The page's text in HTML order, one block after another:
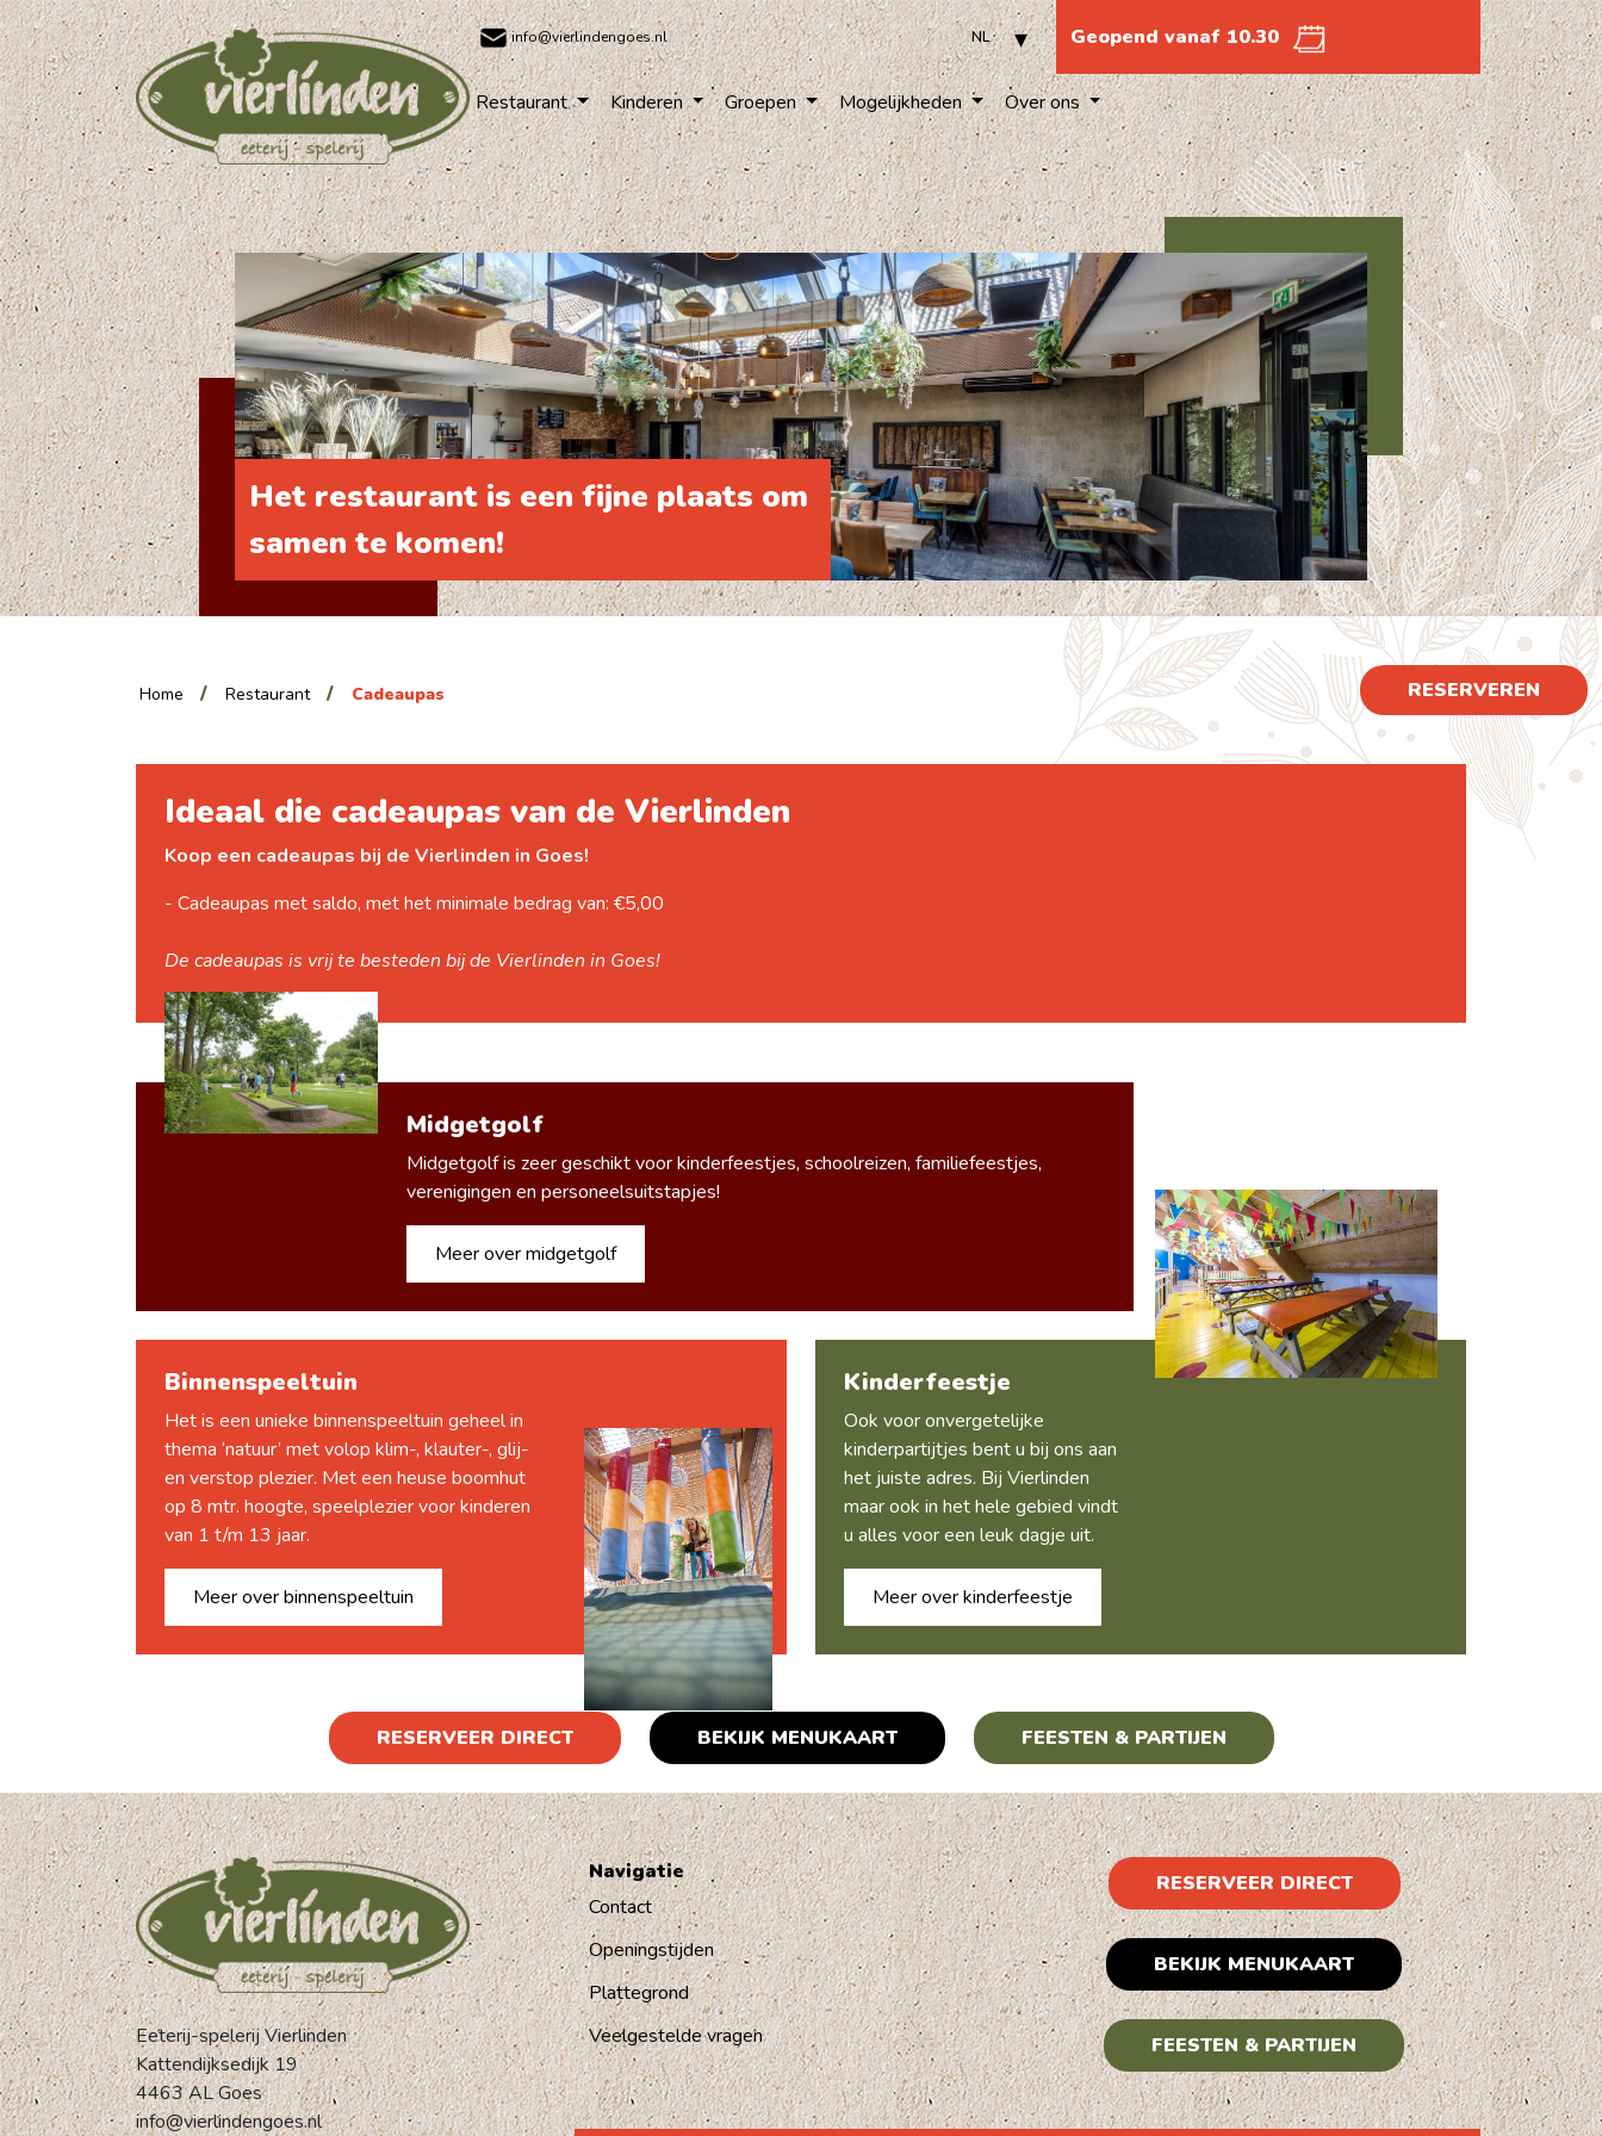
info@vierlindengoes.nl Geopend vanaf 10.30
Restaurant Kinderen Groepen Mogelijkheden Over ons
Het restaurant is een fijne plaats om
samen te komen!
Home Restaurant Cadeaupas RESERVEREN
Ideaal die cadeaupas van de Vierlinden
Koop een cadeaupas bij de Vierlinden in Goes!
- Cadeaupas met saldo, met het minimale bedrag van: €5,00
De cadeaupas is vrij te besteden bij de Vierlinden in Goes!
Midgetgolf
Midgetgolf is zeer geschikt voor kinderfeestjes, schoolreizen, familiefeestjes,
verenigingen en personeelsuitstapjes!
Meer over midgetgolf
Binnenspeeltuin
Het is een unieke binnenspeeltuin geheel in
thema ‘natuur’ met volop klim-, klauter-, glij-
en verstop plezier. Met een heuse boomhut
op 8 mtr. hoogte, speelplezier voor kinderen
van 1 t/m 13 jaar.
Meer over binnenspeeltuin
Kinderfeestje
Ook voor onvergetelijke
kinderpartijtjes bent u bij ons aan
het juiste adres. Bij Vierlinden
maar ook in het hele gebied vindt
u alles voor een leuk dagje uit.
Meer over kinderfeestje
RESERVEER DIRECT BEKIJK MENUKAART FEESTEN & PARTIJEN
-
Eeterij-spelerij Vierlinden
Kattendijksedijk 19
4463 AL Goes
info@vierlindengoes.nl
Navigatie
Contact
Openingstijden
Plattegrond
Veelgestelde vragen
RESERVEER DIRECT
BEKIJK MENUKAART
FEESTEN & PARTIJEN